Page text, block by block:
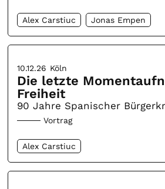
Alex Carstiuc Jonas Empen
10.12.26 Köln
Die letzte
Freiheit
90 Jahre Spanischer
Vortrag
Alex Carstiuc